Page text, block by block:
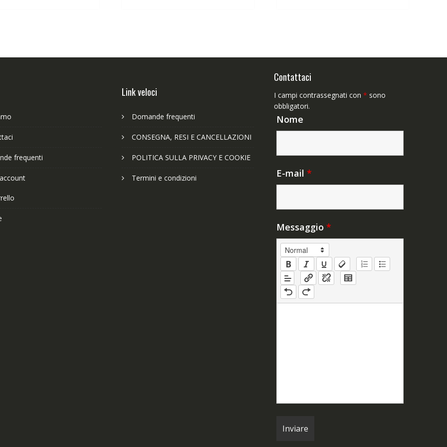
frequenti
Link veloci
Domande frequenti
CONSEGNA, RESI E CANCELLAZIONI
POLITICA SULLA PRIVACY E COOKIE
Termini e condizioni
Contattaci
I campi contrassegnati con * sono
obbligatori.
Nome
E-mail *
Messaggio *